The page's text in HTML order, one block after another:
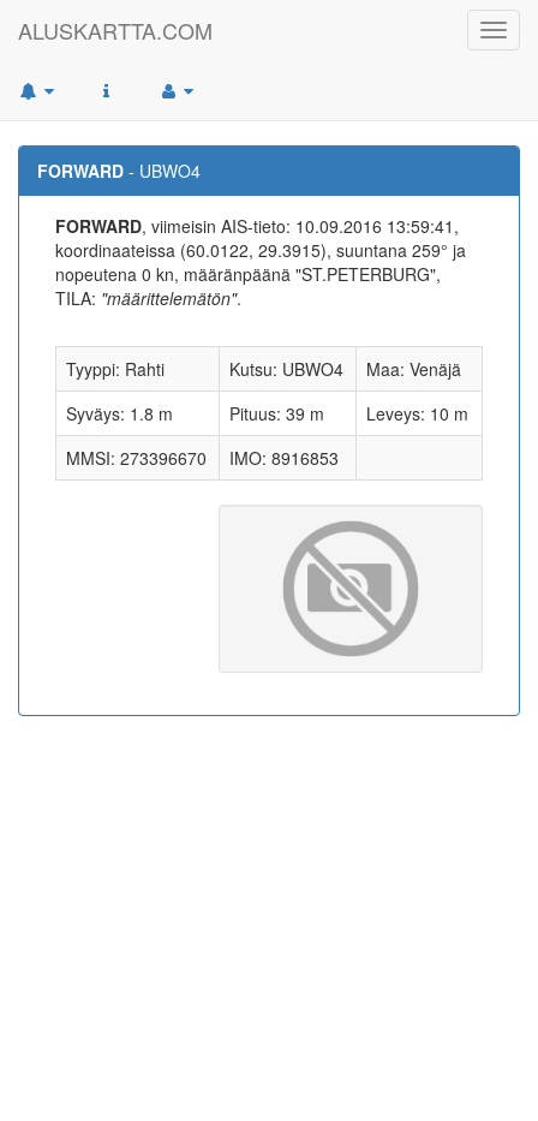
ALUSKARTTA.COM
FORWARD - UBWO4
FORWARD, viimeisin AIS-tieto: 10.09.2016 13:59:41,
koordinaateissa (60.0122, 29.3915), suuntana 259° ja
nopeutena 0 kn, määränpäänä "ST.PETERBURG",
TILA: "määrittelemätön".
Tyyppi: Rahti Kutsu: UBWO4
Maa: Venäjä
Syväys: 1.8 m
Pituus: 39 m
Leveys: 10 m
MMSI: 273396670
IMO: 8916853